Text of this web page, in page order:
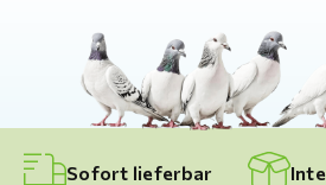
Sofort lieferbar